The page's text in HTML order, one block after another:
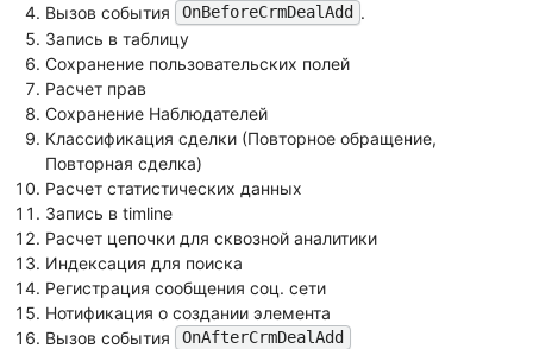
Вызов события
OnBeforeCrmDealAdd .
Запись в таблицу
Сохранение пользовательских полей
Расчет прав
Сохранение Наблюдателей
Классификация сделки (Повторное обращение,
Повторная сделка)
Расчет статистических данных
Запись в timline
Расчет цепочки для сквозной аналитики
Индексация для поиска
Регистрация сообщения соц. сети
Нотификация о создании элемента
Вызов события
OnAfterCrmDealAdd